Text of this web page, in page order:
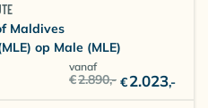
Maldives
op Male (MLE)
vanaf
€2.023,-
€2.890,-